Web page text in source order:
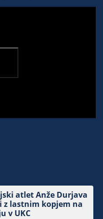
atlet Anže Durjava
z lastnim kopjem na
v UKC